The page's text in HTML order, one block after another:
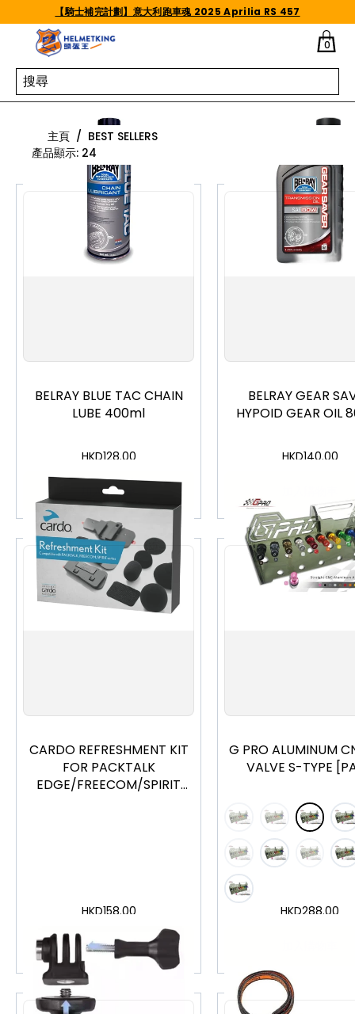
Skip to content【騎士補完計劃】意大利跑車魂 2025 Aprilia RS 457
0
Best Sellers
主頁 / BEST SELLERS
產品顯示: 24
BELRAY BLUE TAC CHAIN
LUBE 400ml
HKD128.00
加入購物車
BELRAY GEAR
HYPOID GEAR OIL
HKD140.00
CARDO REFRESHMENT KIT
FOR PACKTALK
EDGE/FREECOM/SPIRIT
HKD158.00
加入購物車
G PRO ALUMINUM
VALVE S-TYPE
HKD288.00